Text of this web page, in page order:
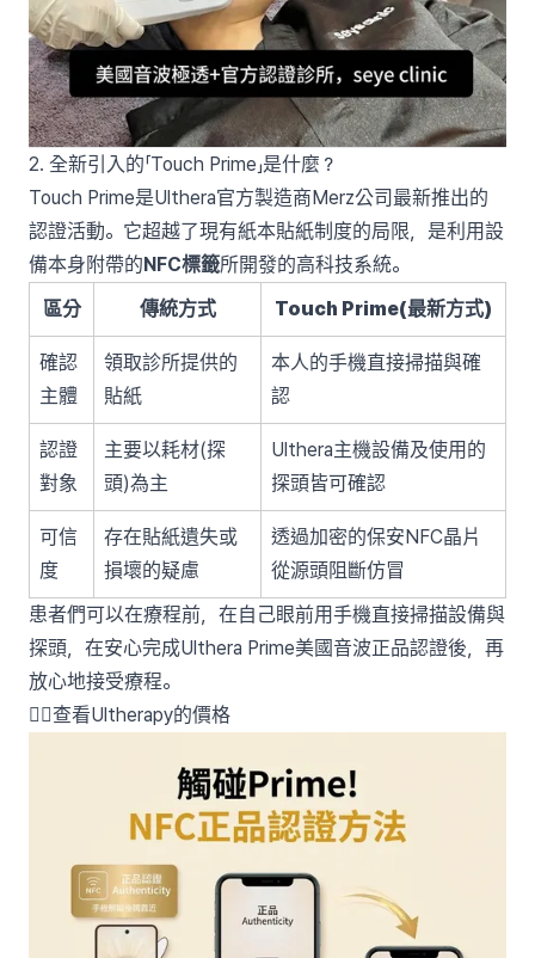
2. 全新引入的「Touch Prime」是什麼？
Touch Prime是Ulthera官方製造商Merz公司最新推出的
認證活動。它超越了現有紙本貼紙制度的局限，是利用設
備本身附帶的NFC標籤所開發的高科技系統。
區分
傳統方式 Touch Prime(最新方式)
確認
主體
領取診所提供的
貼紙
本人的手機直接掃描與確
認
認證
對象
主要以耗材(探
頭)為主
Ulthera主機設備及使用的
探頭皆可確認
可信
度
存在貼紙遺失或
損壞的疑慮
透過加密的保安NFC晶片
從源頭阻斷仿冒
患者們可以在療程前，在自己眼前用手機直接掃描設備與
探頭，在安心完成Ulthera Prime美國音波正品認證後，再
放心地接受療程。
👉🏻查看Ultherapy的價格